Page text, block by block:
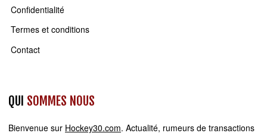
Confidentialité
Termes et conditions
Contact
QUI SOMMES NOUS
Bienvenue sur Hockey30.com. Actualité, rumeurs de transactions